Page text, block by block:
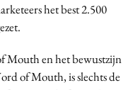
het best 2.500
Mouth en het bewustzijn
of Mouth, is slechts de